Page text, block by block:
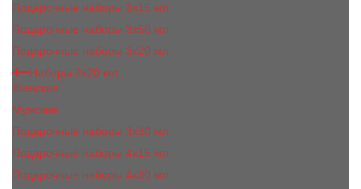
Подарочные наборы 3х15 мл
Подарочные наборы 3x50 мл
Подарочные наборы 3x20 мл
Наборы 3х20 мл
Женские
Мужские
Подарочные наборы 3х30 мл
Подарочные наборы 4x15 мл
Подарочные наборы 4x30 мл